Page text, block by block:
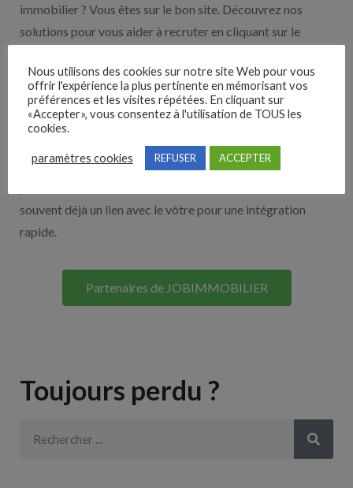
immobilier ? Vous êtes sur le bon site. Découvrez nos
solutions pour vous aider à recruter en cliquant sur le
Nos solutions entreprises
Découvrez nos partenaires ! Moteurs de recherches,
multidiffuseurs, sites payant… nombreux sont nos
souvent déjà un lien avec le vôtre pour une intégration
rapide.
Partenaires de JOBIMMOBILIER
Toujours perdu ?
Nous utilisons des cookies sur notre site Web pour vous
offrir l'expérience la plus pertinente en mémorisant vos
préférences et les visites répétées. En cliquant sur
«Accepter», vous consentez à l'utilisation de TOUS les
cookies.
paramètres cookies REFUSER ACCEPTER